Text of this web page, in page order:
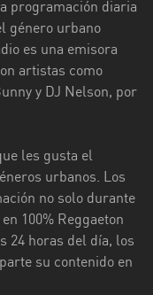
programación diaria
género urbano
es una emisora
artistas como
y DJ Nelson, por
les gusta el
urbanos. Los
no solo durante
100% Reggaeton
24 horas del día, los
su contenido en